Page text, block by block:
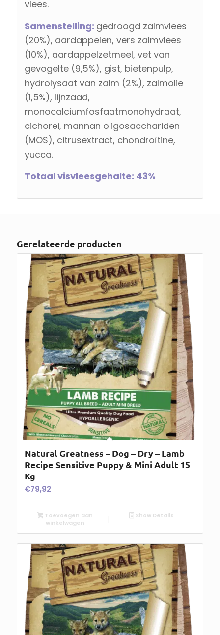
vlees.
Samenstelling: gedroogd zalmvlees
(20%), aardappelen, vers zalmvlees
(10%), aardappelzetmeel, vet van
gevogelte (9,5%), gist, bietenpulp,
hydrolysaat van zalm (2%), zalmolie
(1,5%), lijnzaad,
monocalciumfosfaatmonohydraat,
cichorei, mannan oligosacchariden
(MOS), citrusextract, chondroïtine,
yucca.
Totaal visvleesgehalte: 43%
Gerelateerde producten
Natural Greatness – Dog – Dry – Lamb
Recipe Sensitive Puppy & Mini Adult 15
Kg
€79,92
Toevoegen aan
winkelwagen
Show Details